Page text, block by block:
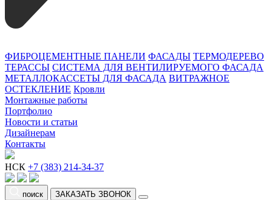
ФИБРОЦЕМЕНТНЫЕ ПАНЕЛИ ФАСАДЫ ТЕРМОДЕРЕВО
ТЕРАССЫ СИСТЕМА ДЛЯ ВЕНТИЛИРУЕМОГО ФАСАДА
МЕТАЛЛОКАССЕТЫ ДЛЯ ФАСАДА ВИТРАЖНОЕ
ОСТЕКЛЕНИЕ Кровли
Монтажные работы
Портфолио
Новости и статьи
Дизайнерам
Контакты
НСК +7 (383) 214-34-37
поиск ЗАКАЗАТЬ ЗВОНОК